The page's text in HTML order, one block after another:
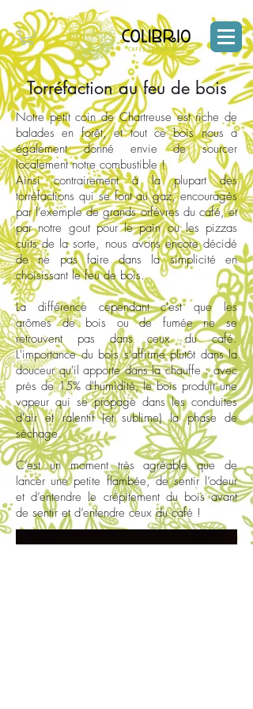
Torréfaction au feu de bois
Notre petit coin de Chartreuse est riche de
balades en forêt, et tout ce bois nous a
également donné envie de sourcer
localement notre combustible !
Ainsi contrairement à la plupart des
torréfactions qui se font au gaz, encouragés
par l’exemple de grands orfèvres du café, et
par notre gout pour le pain ou les pizzas
cuits de la sorte, nous avons encore décidé
de ne pas faire dans la simplicité en
choisissant le feu de bois.
La différence cependant c'est que les
arômes de bois ou de fumée ne se
retrouvent pas dans ceux du café.
L'importance du bois s'affirme plutôt dans la
douceur qu'il apporte dans la chauffe : avec
près de 15% d'humidité, le bois produit une
vapeur qui se propage dans les conduites
d'air et ralentit (et sublime) la phase de
séchage.
C’est un moment très agréable que de
lancer une petite flambée, de sentir l’odeur
et d’entendre le crépitement du bois avant
de sentir et d’entendre ceux du café !